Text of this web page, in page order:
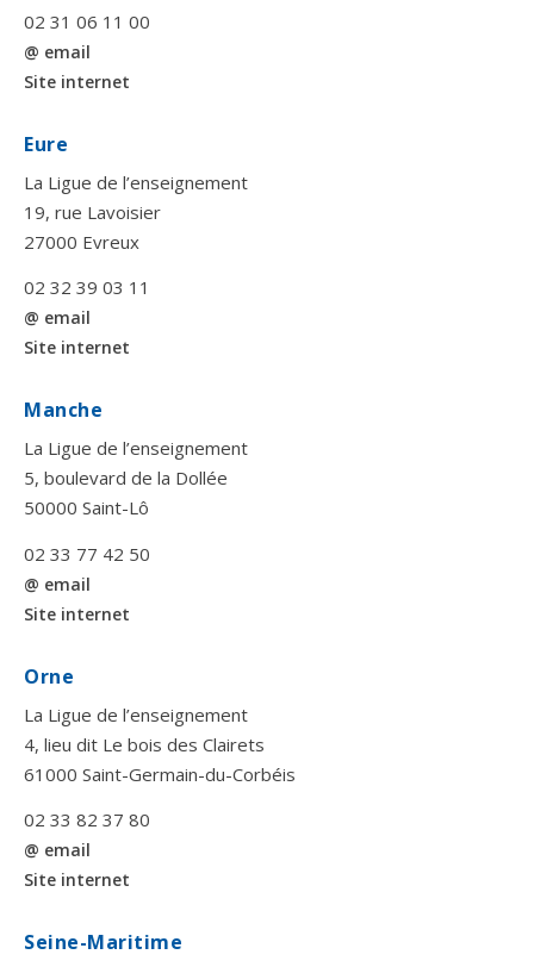
02 31 06 11 00
@ email
Site internet
Eure
La Ligue de l’enseignement
19, rue Lavoisier
27000 Evreux
02 32 39 03 11
@ email
Site internet
Manche
La Ligue de l’enseignement
5, boulevard de la Dollée
50000 Saint-Lô
02 33 77 42 50
@ email
Site internet
Orne
La Ligue de l’enseignement
4, lieu dit Le bois des Clairets
61000 Saint-Germain-du-Corbéis
02 33 82 37 80
@ email
Site internet
Seine-Maritime